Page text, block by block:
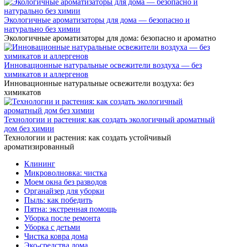
Экологичные ароматизаторы для дома — безопасно и
натурально без химии
Экологичные ароматизаторы для дома: безопасно и ароматно
Инновационные натуральные освежители воздуха — без
химикатов и аллергенов
Инновационные натуральные освежители воздуха: без
химикатов
Технологии и растения: как создать экологичный ароматный
дом без химии
Технологии и растения: как создать устойчивый
ароматизированный
Клининг
Микроволновка: чистка
Моем окна без разводов
Органайзер для уборки
Пыль: как победить
Пятна: экстренная помощь
Уборка после ремонта
Уборка с детьми
Чистка ковра дома
Эко-средства дома